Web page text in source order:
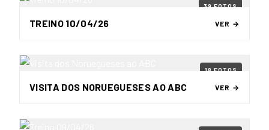
39 FOTOS
TREINO 10/04/26 VER →
18 FOTOS
VISITA DOS NORUEGUESES AO ABC VER →